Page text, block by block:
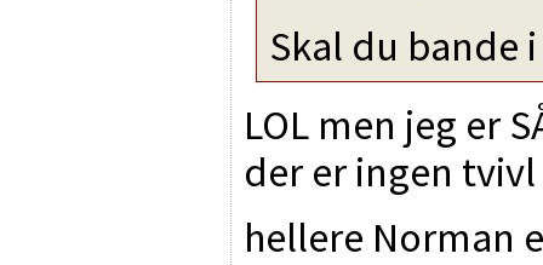
Skal du bande
LOL men jeg er
der er ingen
hellere Norman